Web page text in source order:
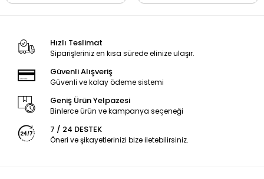
Hızlı Teslimat
Siparişleriniz en kısa sürede elinize ulaşır.
Güvenli Alışveriş
Güvenli ve kolay ödeme sistemi
Geniş Ürün Yelpazesi
Binlerce ürün ve kampanya seçeneği
7 / 24 DESTEK
Öneri ve şikayetlerinizi bize iletebilirsiniz.